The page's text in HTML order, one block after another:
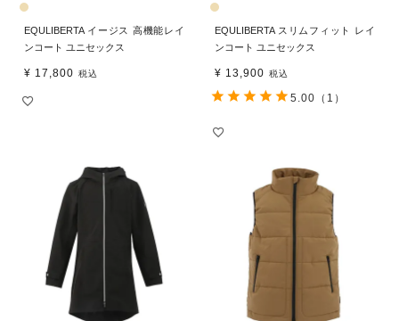
EQULIBERTA イージス 高機能レイ
ンコート ユニセックス
¥ 17,800 税込
EQULIBERTA スリムフィット レイ
ンコート ユニセックス
¥ 13,900 税込
5.00 （1）